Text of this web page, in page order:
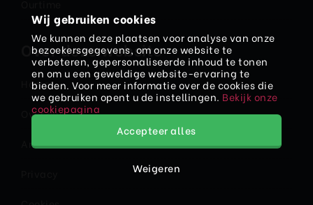
Over deze website
Home
Over ons
Artikelen
Wij gebruiken cookies
We kunnen deze plaatsen voor analyse van onze
bezoekersgegevens, om onze website te
verbeteren, gepersonaliseerde inhoud te tonen
en om u een geweldige website-ervaring te
bieden. Voor meer informatie over de cookies die
we gebruiken opent u de instellingen. Bekijk onze
cookiepagina
Accepteer alles
Weigeren